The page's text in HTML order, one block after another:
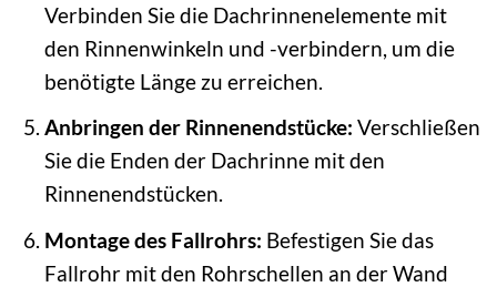
Verbinden Sie die Dachrinnenelemente mit
den Rinnenwinkeln und -verbindern, um die
benötigte Länge zu erreichen.
Anbringen der Rinnenendstücke: Verschließen
Sie die Enden der Dachrinne mit den
Rinnenendstücken.
Montage des Fallrohrs: Befestigen Sie das
Fallrohr mit den Rohrschellen an der Wand